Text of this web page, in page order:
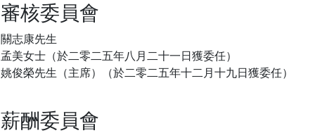
審核委員會
關志康先生
孟美女士（於二零二五年八月二十一日獲委任）
姚俊榮先生（主席）（於二零二五年十二月十九日獲委任）
薪酬委員會